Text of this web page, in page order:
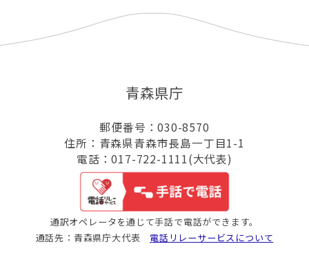
青森県庁
郵便番号：030-8570
住所：青森県青森市長島一丁目1-1
電話：017-722-1111(大代表)
通訳オペレータを通じて手話で電話ができます。
通話先：青森県庁大代表 電話リレーサービスについて